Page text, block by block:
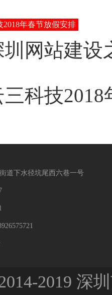
2018年春节放假安排
圳网站建设
三科技
道下水径坑尾西六巷一号
2019